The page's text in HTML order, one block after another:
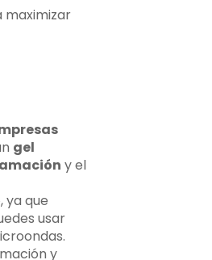
maximizar
gel
y el
ya que
usar
y